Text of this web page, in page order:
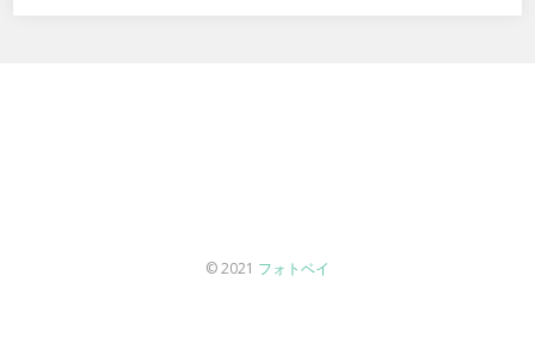
© 2021 フォトベイ